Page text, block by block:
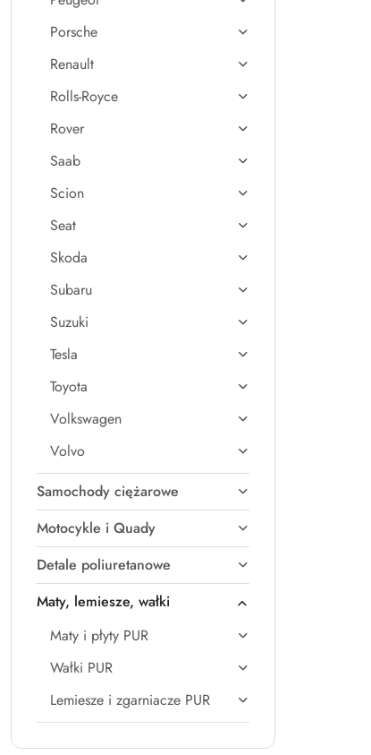
Porsche
Renault
Rolls-Royce
Rover
Saab
Scion
Seat
Skoda
Subaru
Suzuki
Tesla
Toyota
Volkswagen
Volvo
Samochody ciężarowe
Motocykle i Quady
Detale poliuretanowe
Maty, lemiesze, wałki
Maty i płyty PUR
Wałki PUR
Lemiesze i zgarniacze PUR